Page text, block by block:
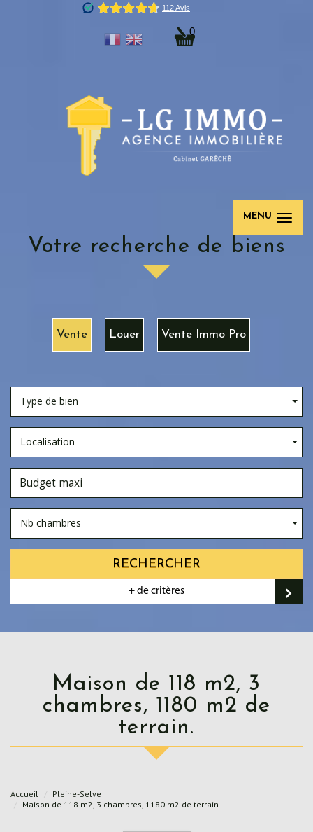
0
MENU
votre recherche de biens
Vente Louer Vente Immo Pro
Type de bien
Localisation
Nb chambres
RECHERCHER
+ de critères
Maison de 118 m2, 3
chambres, 1180 m2 de
terrain.
Accueil
Pleine-Selve
Maison de 118 m2, 3 chambres, 1180 m2 de terrain.